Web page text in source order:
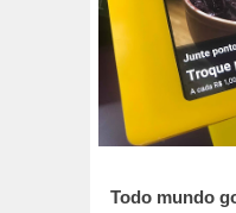
Todo mundo